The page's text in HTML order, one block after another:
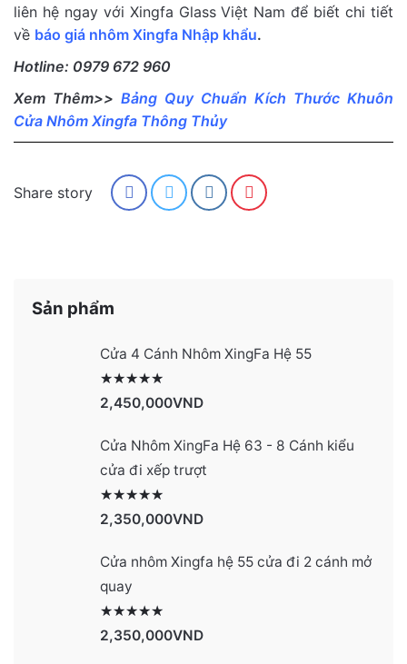
liên hệ ngay với Xingfa Glass Việt Nam để biết chi tiết
về báo giá nhôm Xingfa Nhập khẩu.
Hotline: 0979 672 960
Xem Thêm>> Bảng Quy Chuẩn Kích Thước Khuôn
Cửa Nhôm Xingfa Thông Thủy
Share story
Sản phẩm
Cửa 4 Cánh Nhôm XingFa Hệ 55
2,450,000VND
Cửa Nhôm XingFa Hệ 63 - 8 Cánh kiểu
cửa đi xếp trượt
2,350,000VND
Cửa nhôm Xingfa hệ 55 cửa đi 2 cánh mở
quay
2,350,000VND